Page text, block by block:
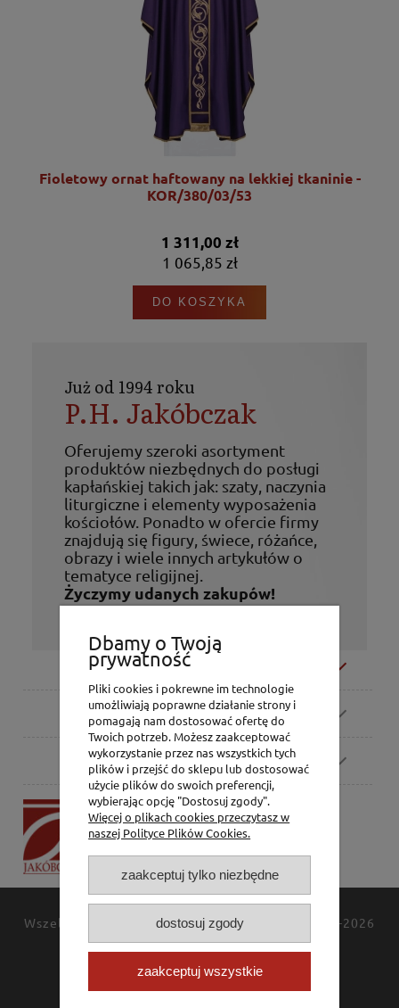
Fioletowy ornat haftowany na lekkiej tkaninie -
KOR/380/03/53
1 311,00 zł
1 065,85 zł
DO KOSZYKA
Już od 1994 roku
P.H. Jakóbczak
Oferujemy szeroki asortyment
produktów niezbędnych do posługi
kapłańskiej takich jak: szaty, naczynia
liturgiczne i elementy wyposażenia
kościołów. Ponadto w ofercie firmy
znajdują się figury, świece, różańce,
obrazy i wiele innych artykułów o
tematyce religijnej.
Życzymy udanych zakupów!
Moje konto
Zamówienia
Pomoc
P.H. Jakóbczak
Dorota Jakóbczak
Bialska 2/4,
Wszelkie prawa zastrzeżoneJAKÓBCZAK
© 1994-2026
Polityka prywatności
Kontakt
Dbamy o Twoją
prywatność
Pliki cookies i pokrewne im technologie
umożliwiają poprawne działanie strony i
pomagają nam dostosować ofertę do
Twoich potrzeb. Możesz zaakceptować
wykorzystanie przez nas wszystkich tych
plików i przejść do sklepu lub dostosować
użycie plików do swoich preferencji,
wybierając opcję "Dostosuj zgody".
Więcej o plikach cookies przeczytasz w
naszej Polityce Plików Cookies.
zaakceptuj tylko niezbędne
dostosuj zgody
zaakceptuj wszystkie